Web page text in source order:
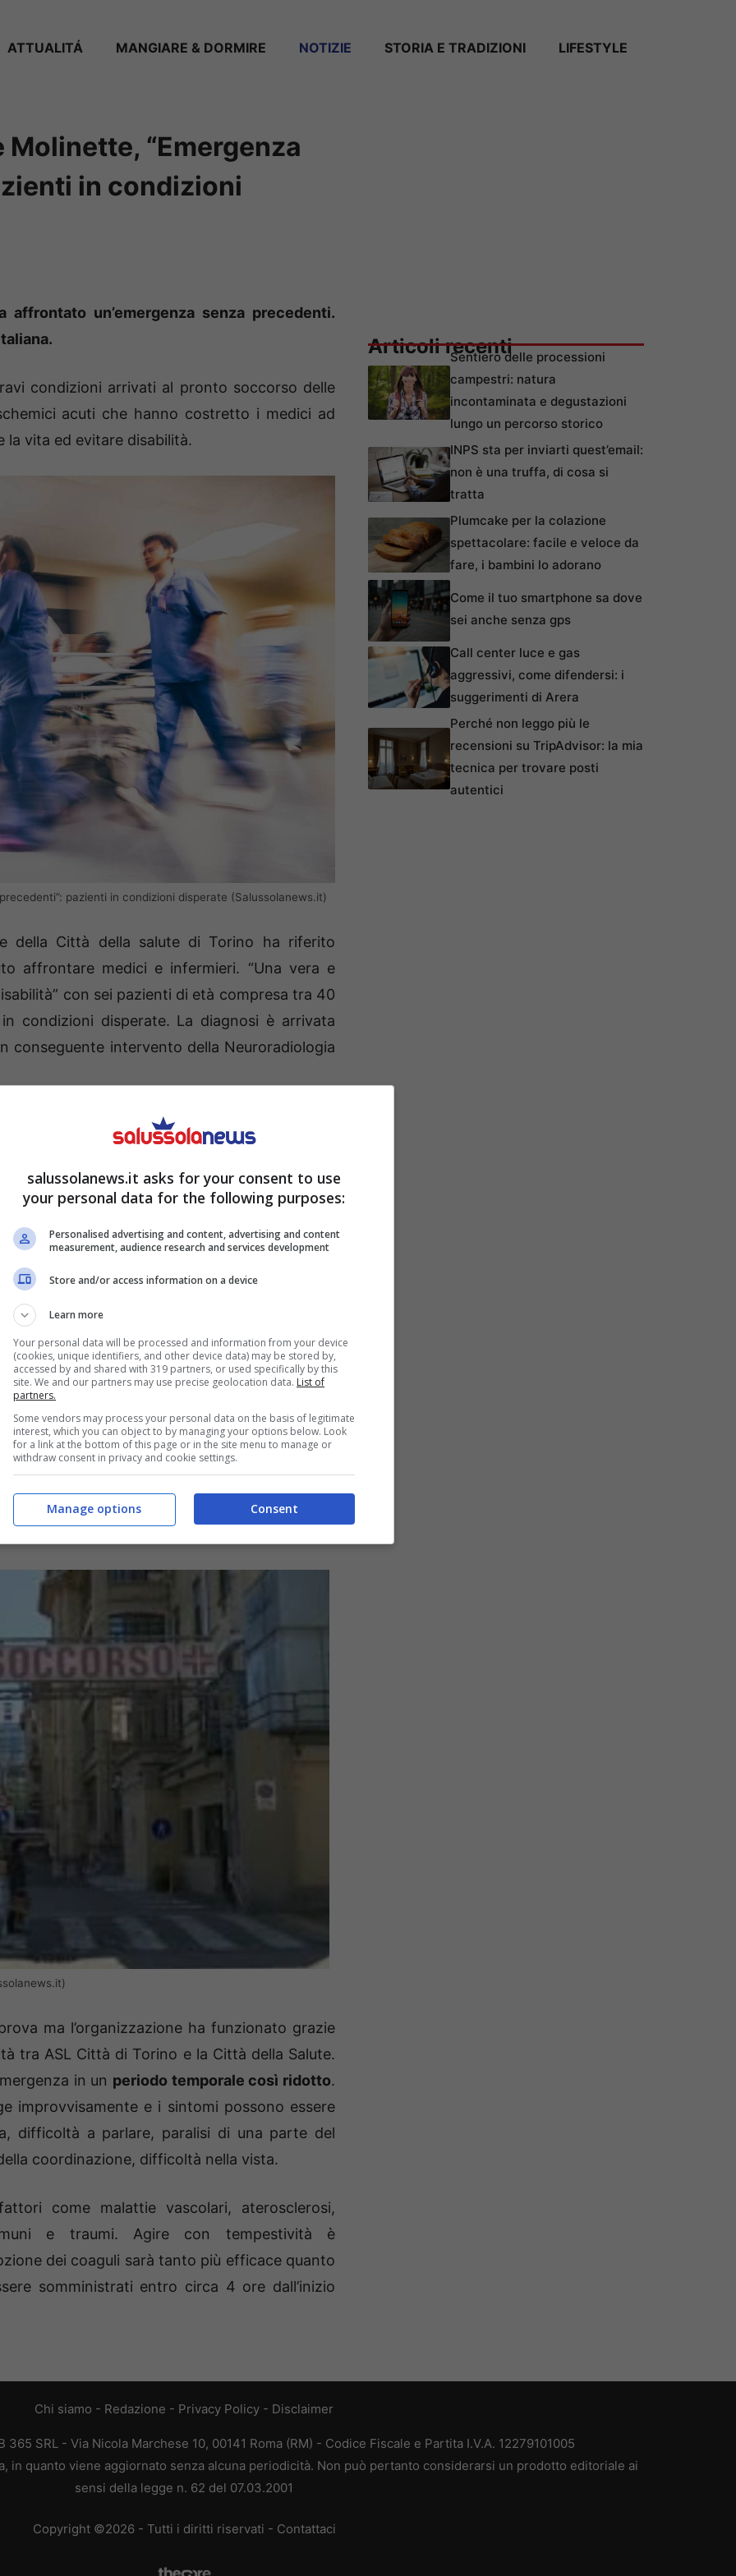
ATTUALITÁ MANGIARE & DORMIRE NOTIZIE STORIA E TRADIZIONI LIFESTYLE
“Emergenza
in condizioni
un’emergenza senza precedenti.
condizioni arrivati al pronto soccorso delle
acuti che hanno costretto i medici ad
la vita ed evitare disabilità.
pazienti in condizioni disperate (Salussolanews.it)
della Città della salute di Torino ha riferito
affrontare medici e infermieri. “Una vera e
con sei pazienti di età compresa tra 40
condizioni disperate. La diagnosi è arrivata
conseguente intervento della Neuroradiologia
morte e prima causa di disabilità grave nelle
alle Molinette almenodue torneranno ad una
gravi e in prognosi riservata all’interno
con supervisore la dottoressa Marinella
il dottor Paolo Cerrato. Lo ha riferito
quattro delle trombectomie nella sala
L’Ospedale è una delle prime strutture
ossia la rimozione di un trombo in modo
Molinette in 36 ore
filo tra vita normale e disabilità è molto sottile
del Piemonte organizzato in quadranti ha
a Torino. Un aiuto alle Molinette è arrivato
altri due pazienti quando la sala della
nella notte tra il 19 e il 20 marzo.
ma l’organizzazione ha funzionato grazie
tra ASL Città di Torino e la Città della Salute.
in un periodo temporale così ridotto.
improvvisamente e i sintomi possono essere
difficoltà a parlare, paralisi di una parte del
coordinazione, difficoltà nella vista.
come malattie vascolari, aterosclerosi,
e traumi. Agire con tempestività è
dei coaguli sarà tanto più efficace quanto
somministrati entro circa 4 ore dall’inizio
Articoli recentiSentiero delle processioni
campestri: natura
incontaminata e degustazioni
lungo un percorso storico
INPS sta per inviarti quest’email:
non è una truffa, di cosa si
tratta
Plumcake per la colazione
spettacolare: facile e veloce da
fare, i bambini lo adorano
Come il tuo smartphone sa dove
sei anche senza gps
Call center luce e gas
aggressivi, come difendersi: i
suggerimenti di Arera
Perché non leggo più le
recensioni su TripAdvisor: la mia
tecnica per trovare posti
autentici
Chi siamo - Redazione - Privacy Policy - Disclaimer
SRL - Via Nicola Marchese 10, 00141 Roma (RM) - Codice Fiscale e Partita I.V.A. 12279101005
in quanto viene aggiornato senza alcuna periodicità. Non può pertanto considerarsi un prodotto editoriale ai
sensi della legge n. 62 del 07.03.2001
Copyright ©2026 - Tutti i diritti riservati - Contattaci
salussolanews.it asks for your consent to use
your personal data for the following purposes:
Personalised advertising and content, advertising and content
measurement, audience research and services development
Store and/or access information on a device
Learn more
Your personal data will be processed and information from your device
(cookies, unique identifiers, and other device data) may be stored by,
accessed by and shared with 319 partners, or used specifically by this
site. We and our partners may use precise geolocation data. List of
partners.
Some vendors may process your personal data on the basis of legitimate
interest, which you can object to by managing your options below. Look
for a link at the bottom of this page or in the site menu to manage or
withdraw consent in privacy and cookie settings.
Consent
Manage options